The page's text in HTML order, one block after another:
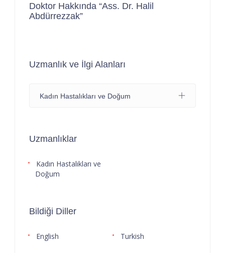
Doktor Hakkında “Ass. Dr. Halil
Abdürrezzak”
Uzmanlık ve İlgi Alanları
Kadın Hastalıkları ve Doğum
Uzmanlıklar
Kadın Hastalıkları ve
Doğum
Bildiği Diller
English Turkish